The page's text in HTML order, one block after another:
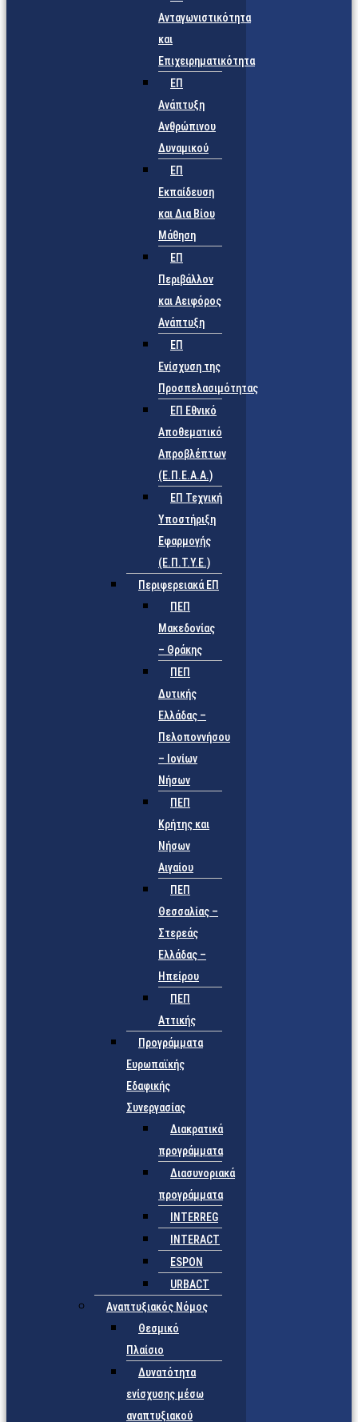
Ανταγωνιστικότητα
και
Επιχειρηματικότητα
ΕΠ
Ανάπτυξη
Ανθρώπινου
Δυναμικού
ΕΠ
Εκπαίδευση
και Δια Βίου
Μάθηση
ΕΠ
Περιβάλλον
και Αειφόρος
Ανάπτυξη
ΕΠ
Ενίσχυση της
Προσπελασιμότητας
ΕΠ Εθνικό
Αποθεματικό
Απροβλέπτων
(Ε.Π.Ε.Α.Α.)
ΕΠ Τεχνική
Υποστήριξη
Εφαρμογής
(Ε.Π.Τ.Υ.Ε.)
Περιφερειακά ΕΠ
ΠΕΠ
Μακεδονίας
– Θράκης
ΠΕΠ
Δυτικής
Ελλάδας –
Πελοποννήσου
– Ιονίων
Νήσων
ΠΕΠ
Κρήτης και
Νήσων
Αιγαίου
ΠΕΠ
Θεσσαλίας –
Στερεάς
Ελλάδας –
Ηπείρου
ΠΕΠ
Αττικής
Προγράμματα
Ευρωπαϊκής
Εδαφικής
Συνεργασίας
Διακρατικά
προγράμματα
Διασυνοριακά
προγράμματα
INTERREG
INTERACT
ESPON
URBACT
Αναπτυξιακός Νόμος
Θεσμικό
Πλαίσιο
Δυνατότητα
ενίσχυσης μέσω
αναπτυξιακού